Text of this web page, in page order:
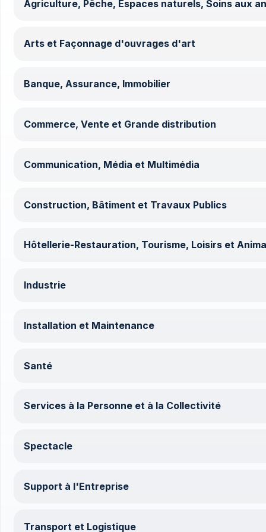
Agriculture, Pêche, Espaces naturels, Soins aux
Arts et Façonnage d'ouvrages d'art
Banque, Assurance, Immobilier
Commerce, Vente et Grande distribution
Communication, Média et Multimédia
Construction, Bâtiment et Travaux Publics
Hôtellerie-Restauration, Tourisme, Loisirs et
Industrie
Installation et Maintenance
Santé
Services à la Personne et à la Collectivité
Spectacle
Support à l'Entreprise
Transport et Logistique